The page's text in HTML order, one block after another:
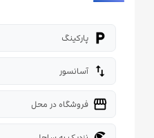
local_parking پارکینگ
import_export آسانسور
storefront فروشگاه در محل